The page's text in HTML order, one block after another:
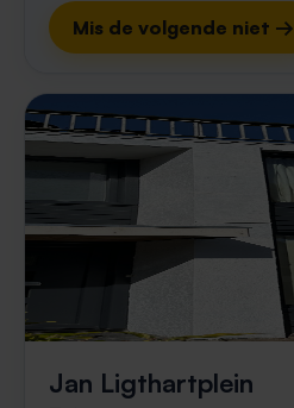
Mis de volgende niet →
Jan Ligthartplein